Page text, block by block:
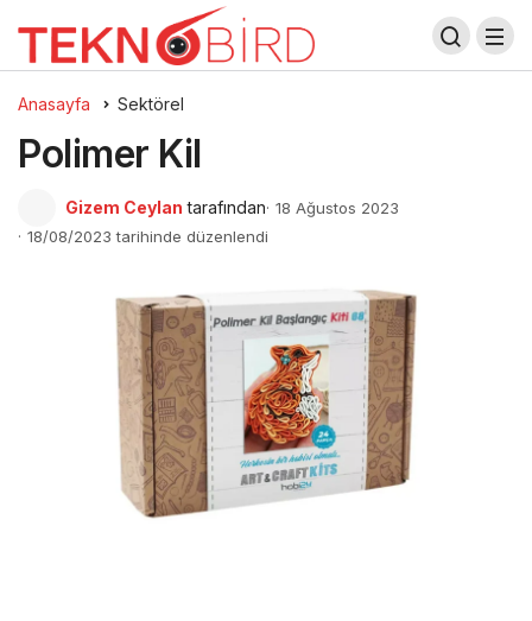
Anasayfa Sektörel
Polimer Kil
Gizem Ceylan tarafından 18 Ağustos 2023
18/08/2023 tarihinde düzenlendi